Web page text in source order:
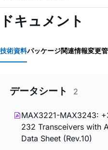
ドキュメント
技術資料パッケージ関連情報変更
データシート 2
MAX3221-MAX3243:
232 Transceivers with
Data Sheet (Rev.10)